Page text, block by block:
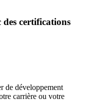
des certifications
de développement
carrière ou votre